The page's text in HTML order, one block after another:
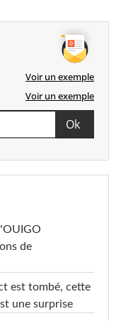
Voir un exemple
Voir un exemple
de
est tombé, cette
une surprise